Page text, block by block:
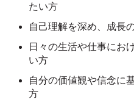
たい方
自己理解を深め、成長
日々の生活や仕事にお
い方
自分の価値観や信念に
方